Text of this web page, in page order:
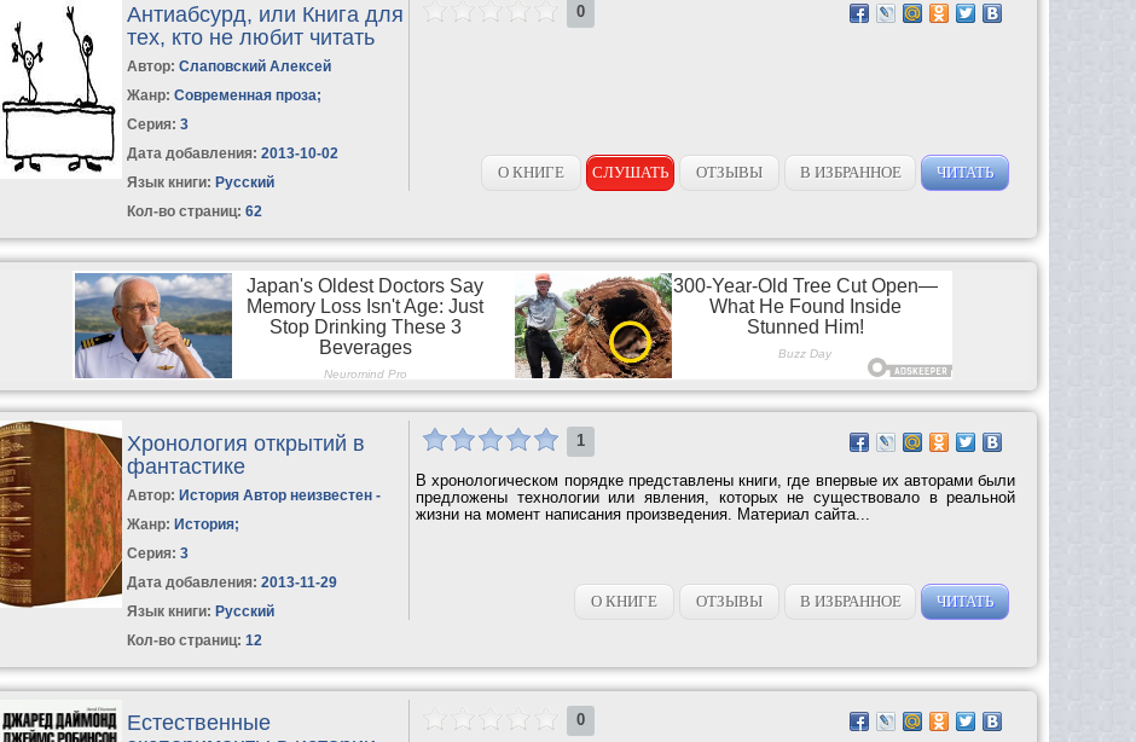
Антиабсурд, или Книга для
тех, кто не любит читать
Автор:Слаповский Алексей
Жанр: Современная проза;
Серия:3
Дата добавления: 2013-10-02
Язык книги: Русский
Кол-во страниц: 62
0
О КНИГЕ СЛУШАТЬ ОТЗЫВЫ В ИЗБРАННОЕ ЧИТАТЬ
Хронология открытий в
фантастике
Автор: История Автор неизвестен -
Жанр: История;
Серия:3
Дата добавления: 2013-11-29
Язык книги: Русский
Кол-во страниц: 12
1
В хронологическом порядке представлены книги, где впервые их авторами были
предложены технологии или явления, которых не существовало в реальной
жизни на момент написания произведения. Материал сайта...
О КНИГЕ ОТЗЫВЫ В ИЗБРАННОЕ ЧИТАТЬ
Естественные
0